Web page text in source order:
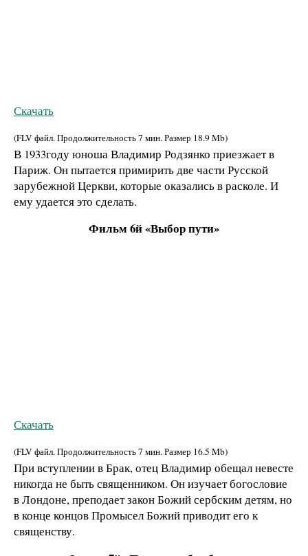
Скачать
(FLV файл. Продолжительность7 мин. Размер 18.9 Mb)
В 1933году юноша Владимир Родзянко приезжает в
Париж. Он пытается примирить две части Русской
зарубежной Церкви, которые оказались в расколе. И
ему удается это сделать.
Фильм 6й «Выбор пути»
Скачать
(FLV файл. Продолжительность7 мин.Размер 16.5 Mb)
При вступлении в Брак, отец Владимир обещал невесте
никогда не быть священником. Он изучает богословие
в Лондоне, преподает закон Божий сербским детям, но
в конце концов Промысел Божий приводит его к
священству.